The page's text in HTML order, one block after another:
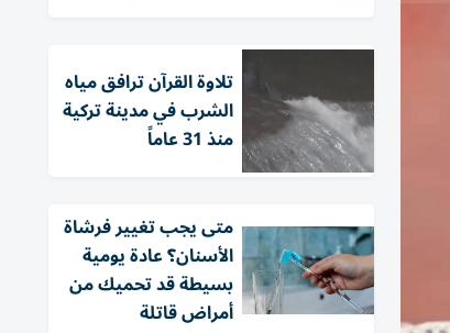
تلاوة القرآن ترافق مياه
الشرب في مدينة تركية
منذ 31 عاماً
متى يجب تغيير فرشاة
الأسنان؟ عادة يومية
بسيطة قد تحميك من
أمراض قاتلة